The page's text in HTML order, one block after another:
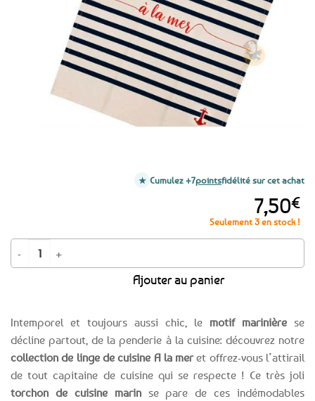
favoris
Intemporel et toujours aussi chic, le motif marinière se
décline partout, de la penderie à la cuisine: découvrez notre
collection de linge de cuisine A la mer et offrez-vous l’attirail
de tout capitaine de cuisine qui se respecte ! Ce très joli
torchon de cuisine marinse pare de ces indémodables
7,50€
Seulement 3 en stock !
quantité de Torchon de cuisine marinière A la mer
Ajouter au panier
Cumulez +7pointsfidélité sur cet achat